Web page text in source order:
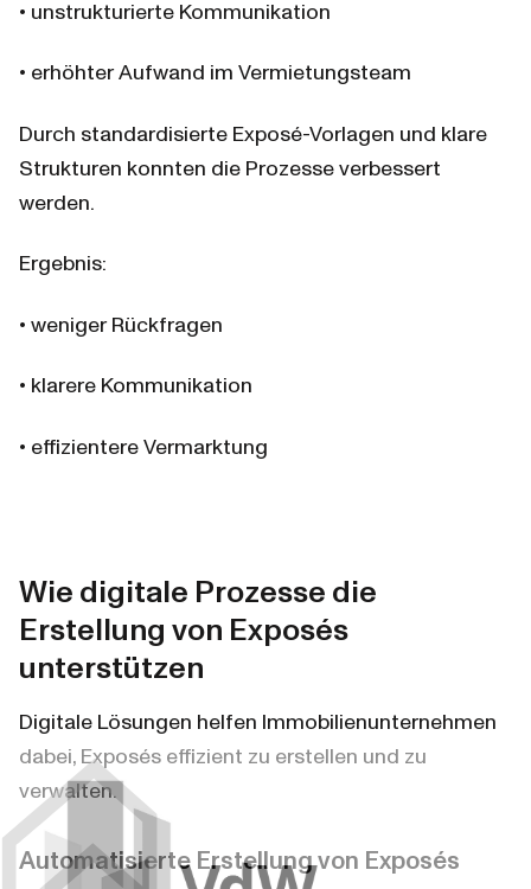
• unstrukturierte Kommunikation
• erhöhter Aufwand im Vermietungsteam
Durch standardisierte Exposé-Vorlagen und klare
Strukturen konnten die Prozesse verbessert
werden.
Ergebnis:
• weniger Rückfragen
• klarere Kommunikation
• effizientere Vermarktung
Wie digitale Prozesse die
Erstellung von Exposés
unterstützen
Digitale Lösungen helfen Immobilienunternehmen
dabei, Exposés effizient zu erstellen und zu
verwalten.
Automatisierte Erstellung von Exposés